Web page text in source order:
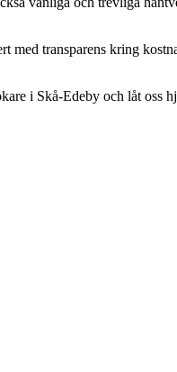
transparens kring
i Skå-Edeby och låt oss